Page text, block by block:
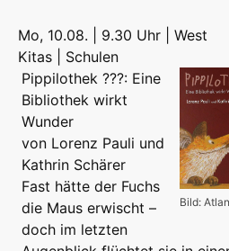
Mo, 10.08. | 9.30 Uhr | West
Kitas | Schulen
Bild:
Pippilothek ???: Eine
Bibliothek wirkt
Wunder
von Lorenz Pauli und
Kathrin Schärer
Fast hätte der Fuchs
die Maus erwischt –
doch im letzten